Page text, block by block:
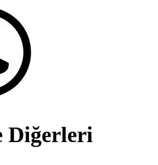
Diğerleri